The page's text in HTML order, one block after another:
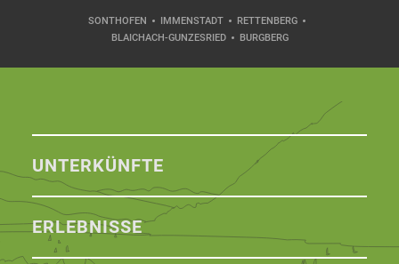
SONTHOFEN IMMENSTADT
RETTENBERG
BLAICHACH-GUNZESRIED
BURGBERG
UNTERKÜNFTE
ERLEBNISSE